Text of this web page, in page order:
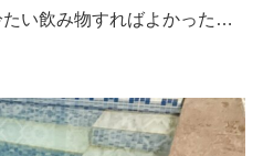
い飲み物すればよかった…